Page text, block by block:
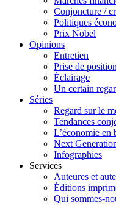
Conjoncture /
Politiques
Prix Nobel
Opinions
Entretien
Prise de position
Éclairage
Un certain
Séries
Regard sur le
Tendances
L’économie en
Next
Infographies
Services
Auteures et
Éditions
Qui sommes-